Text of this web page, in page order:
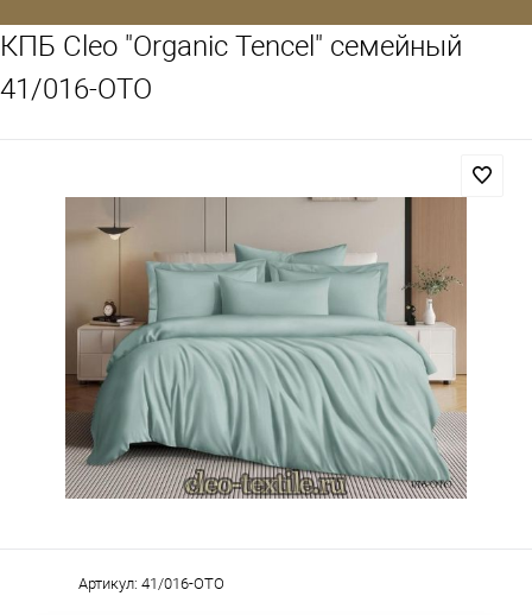
КПБ Cleo "Organic Tencel" семейный
41/016-OTO
Артикул: 41/016-OTO